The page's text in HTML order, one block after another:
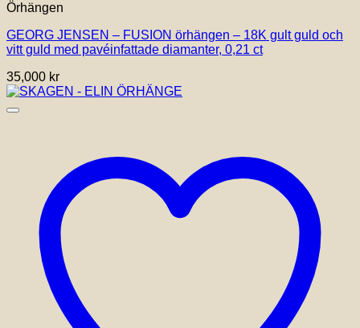
Örhängen
GEORG JENSEN – FUSION örhängen – 18K gult guld och
vitt guld med pavéinfattade diamanter, 0,21 ct
35,000 kr